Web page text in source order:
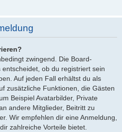
zwingend. Die Board-
ob du registriert sein
Auf jeden Fall erhältst du als
zusätzliche Funktionen, die Gästen
Beispiel Avatarbilder, Private
andere Mitglieder, Beitritt zu
Wir empfehlen dir eine Anmeldung,
zahlreiche Vorteile bietet.